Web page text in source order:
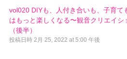
vol020 DIYも、人付き合いも、子育て
はもっと楽しくなる〜観音クリエイ
（後半）
投稿日時 2月 25, 2022 at 5:00 午後